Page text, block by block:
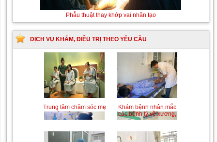
Phẫu thuật thay
khớp vai nhân tạo
Thay máu sơ sinh do bất đồng
nhóm máu
DỊCH VỤ KHÁM, ĐIỀU TRỊ THEO YÊU CẦU
Trung tâm chăm sóc mẹ
bầu và sau sinh
Khám bệnh nhân mắc
các bệnh lý về xương,
khớp